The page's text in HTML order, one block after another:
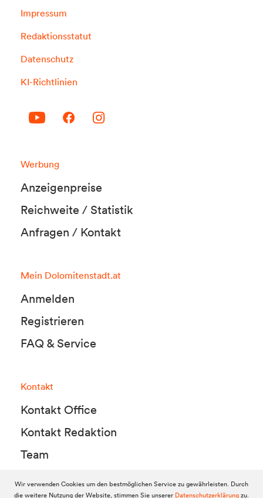
Impressum
Redaktionsstatut
Datenschutz
KI-Richtlinien
Werbung
Anzeigenpreise
Reichweite / Statistik
Anfragen / Kontakt
Mein Dolomitenstadt.at
Anmelden
Registrieren
FAQ & Service
Kontakt
Kontakt Office
Kontakt Redaktion
Team
Wir verwenden Cookies um den bestmöglichen Service zu gewährleisten. Durch
die weitere Nutzung der Website, stimmen Sie unserer Datenschutzerklärungzu.